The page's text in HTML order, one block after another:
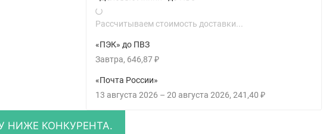
Рассчитываем стоимость доставки...
«ПЭК» до ПВЗ
Завтра 646,87₽
«Почта России»
13 августа 2026 – 20 августа 2026 241,40₽